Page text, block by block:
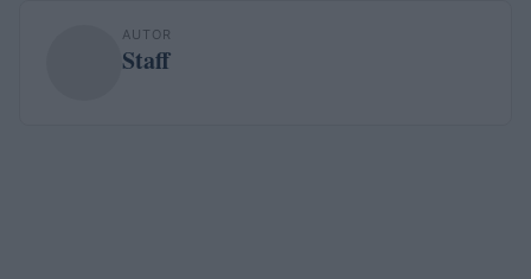
AUTOR
Staff